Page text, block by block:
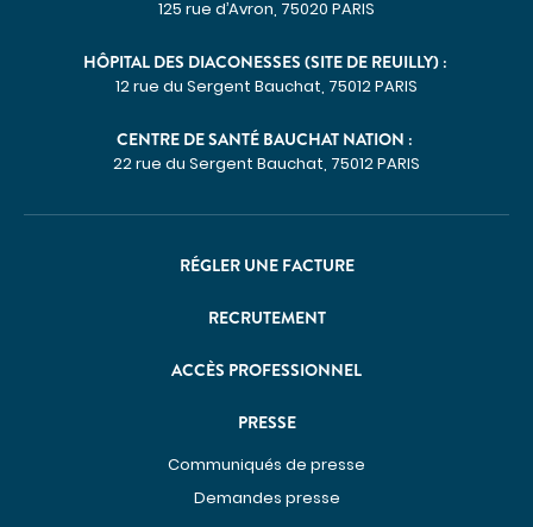
125 rue d’Avron, 75020 PARIS
HÔPITAL DES DIACONESSES (SITE DE REUILLY) :
12 rue du Sergent Bauchat, 75012 PARIS
CENTRE DE SANTÉ BAUCHAT NATION :
22 rue du Sergent Bauchat, 75012 PARIS
RÉGLER UNE FACTURE
RECRUTEMENT
ACCÈS PROFESSIONNEL
PRESSE
Communiqués de presse
Demandes presse